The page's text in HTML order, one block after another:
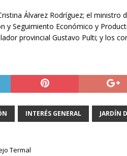
Álvarez Rodríguez; el ministro
y Seguimiento Económico y
provincial Gustavo Pulti; y los
INTERÉS GENERAL JARDÍN
Termal